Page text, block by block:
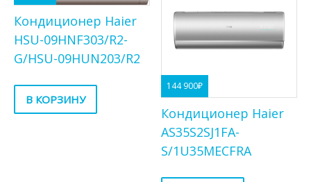
Кондиционер Haier
HSU-09HNF303/R2-
G/HSU-09HUN203/R2
В КОРЗИНУ
144 900₽
Кондиционер Haier
AS35S2SJ1FA-
S/1U35MECFRA